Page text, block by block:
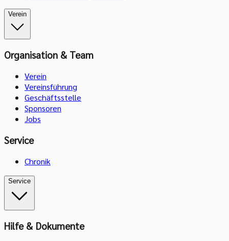
Verein
Organisation & Team
Verein
Vereinsführung
Geschäftsstelle
Sponsoren
Jobs
Service
Chronik
Service
Hilfe & Dokumente